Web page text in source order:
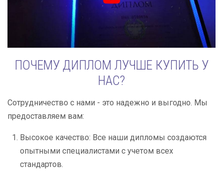
ПОЧЕМУ ДИПЛОМ ЛУЧШЕ КУПИТЬ У
НАС?
Сотрудничество с нами - это надежно и выгодно. Мы
предоставляем вам:
Высокое качество: Все наши дипломы создаются
опытными специалистами с учетом всех
стандартов.